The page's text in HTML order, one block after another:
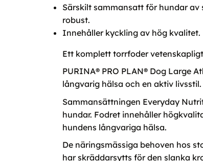
Särskilt sammansatt för hundar
robust.
Innehåller kyckling av hög kvalitet.
Ett komplett torrfoder
PURINA® PRO PLAN® Dog Large
långvarig hälsa och en aktiv livsstil.
Sammansättningen Everyday
hundar. Fodret innehåller
hundens långvariga hälsa.
De näringsmässiga behoven hos
har skräddarsytts för den slanka